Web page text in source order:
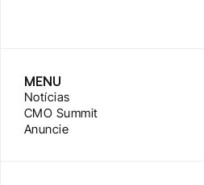
MENU
Notícias
CMO Summit
Anuncie